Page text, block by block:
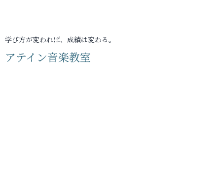
学び方が変われば、成績は変わる。
アテイン音楽教室